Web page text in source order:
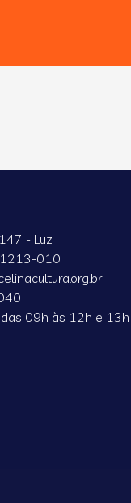
- Luz
010
09h às 12h e